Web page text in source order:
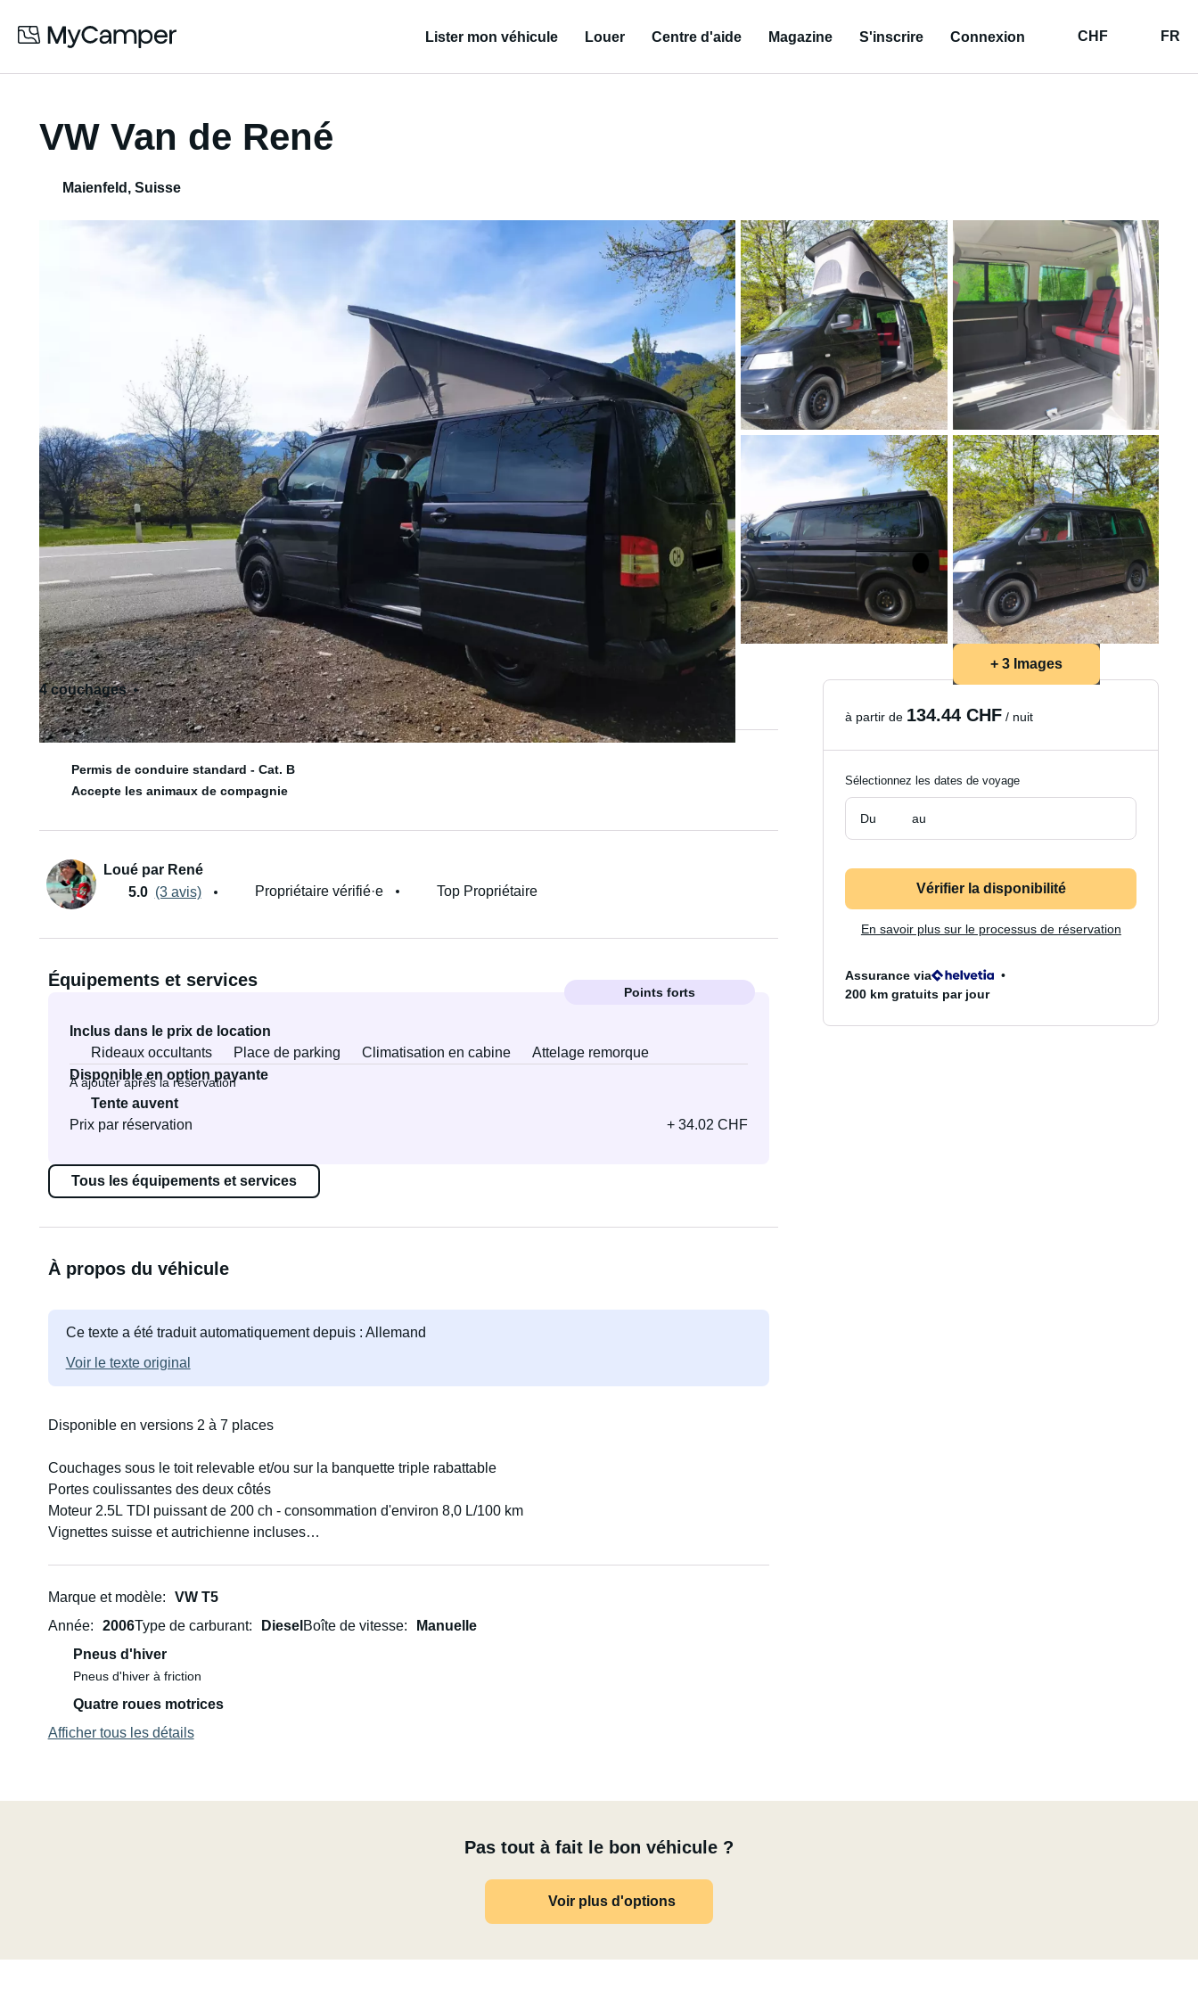
Lister mon véhicule Louer Centre d'aide Magazine S'inscrire Connexion CHF FR
VW Van de René
Maienfeld , Suisse
+ 3 Images
4 couchages
7 siège(s)
Permis de conduire standard - Cat. B
Accepte les animaux de compagnie
Loué par René
5.0 (3 avis) Propriétaire vérifié·e Top Propriétaire
Équipements et services
Points forts
Inclus dans le prix de location
Rideaux occultants
Place de parking Climatisation en cabine
Attelage remorque
Disponible en option payante
À ajouter après la réservation
Tente auvent
Prix par réservation
+ 34.02 CHF
Tous les équipements et services
À propos du véhicule
Ce texte a été traduit automatiquement depuis : Allemand
Voir le texte original
Disponible en versions 2 à 7 places
Couchages sous le toit relevable et/ou sur la banquette triple rabattable
Portes coulissantes des deux côtés
Moteur 2.5L TDI puissant de 200 ch - consommation d'environ 8,0 L/100 km
Vignettes suisse et autrichienne incluses
Marque et modèle
VW T5
Année
2006Type de carburant Diesel Boîte de vitesse
Manuelle
Pneus d'hiver
Pneus d'hiver à friction
Quatre roues motrices
Afficher tous les détails
Pas tout à fait le bon véhicule ?
Voir plus d'options
à partir de 134.44 CHF / nuit
Sélectionnez les dates de voyage
Du au
Vérifier la disponibilité
En savoir plus sur le processus de réservation
Assurance via
200 km gratuits par jour